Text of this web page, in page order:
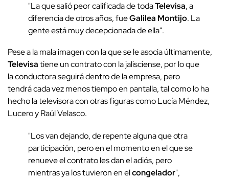
"La que salió peor calificada de todaTelevisa, a
diferencia de otros años, fueGalilea Montijo. La
gente está muy decepcionada de ella".
Pese a la mala imagen con la que se le asocia últimamente,
Televisatiene un contrato con la jalisciense, por lo que
la conductora seguirá dentro de la empresa, pero
tendrá cada vez menos tiempo en pantalla, tal como lo ha
hecho la televisora con otras figuras como Lucía Méndez,
Lucero y Raúl Velasco.
"Los van dejando, de repente alguna que otra
participación, pero en el momento en el que se
renueve el contrato les dan el adiós, pero
mientras ya los tuvieron en elcongelador",